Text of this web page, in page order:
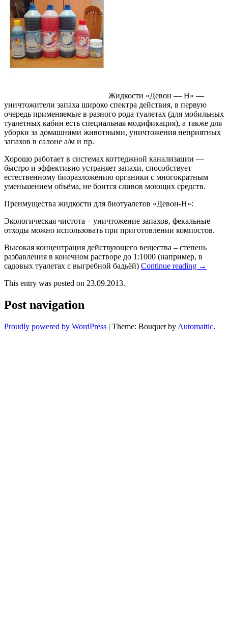
Жидкости «Девон — Н» —
уничтожители запаха широко спектра действия, в первую
очередь применяемые в разного рода туалетах (для мобильных
туалетных кабин есть специальная модификация), а также для
уборки за домашними животными, уничтожения неприятных
запахов в салоне а/м и пр.
Хорошо работает в системах коттеджной канализации —
быстро и эффективно устраняет запахи, способствует
естественному биоразложению органики с многократным
уменьшением объёма, не боится сливов моющих средств.
Преимущества жидкости для биотуалетов «Девон-Н»:
Экологическая чистота – уничтожение запахов, фекальные
отходы можно использовать при приготовлении компостов.
Высокая концентрация действующего вещества – степень
разбавления в конечном растворе до 1:1000 (например, в
садовых туалетах с выгребной бадьёй) Continue reading →
This entry was posted on 23.09.2013.
Post navigation
Proudly powered by WordPress | Theme: Bouquet by Automattic.